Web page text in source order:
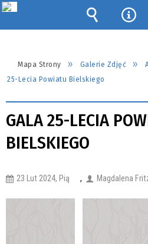
Mapa Strony Galerie Zdjęć
25-Lecia Powiatu Bielskiego
GALA 25-LECIA
BIELSKIEGO
23 Lut 2024, Pią , Magdalena